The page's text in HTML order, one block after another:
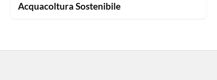
Acquacoltura Sostenibile